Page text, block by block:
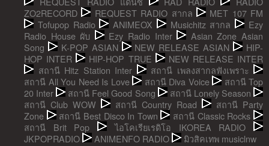
ZO2RECORD
REQUEST RADIO สากล
MET 107 FM
Tofupop Radio
ANIMEOX Musichitz สากล
Ezy
Radio House ผับ
Ezy Radio Inter
Asian Zone Asian
Song
K-POP ASIAN NEW RELEASE ASIAN
HIP-
HOP INTER
HIP-HOP TRUE
NEW RELEASE INTER
สถานี Hitz Station Inter
สถานี เพลงสากลฟังเพราะ
สถานี All You Need Is Love
สถานี Diva Voice
สถานี Top
20 Inter
สถานี Feel Good Song
สถานี Lonely Season
สถานี Club WOW
สถานี Country Road
สถานี Party
Zone
สถานี Best Disco In Town
สถานี Classic Rocks
สถานี Brit Pop
ไอโคเรียเรดิโอ IKOREA RADIO
JKPOPRADIO
ANIMENFO RADIO มิวสิคเทพ musiclnw